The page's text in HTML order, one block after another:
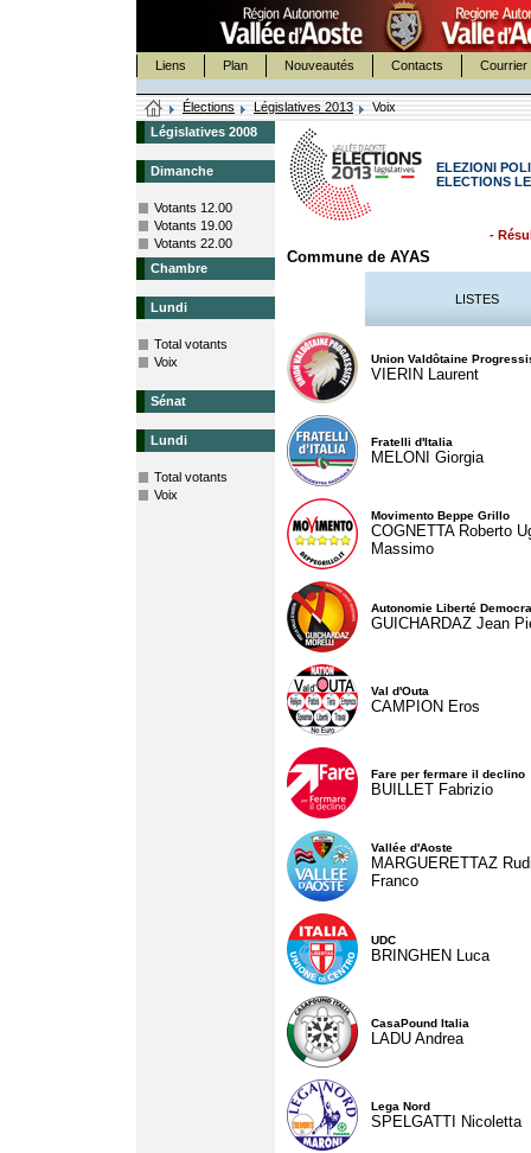
Liens Plan Nouveautés Contacts Courrier
Élections Législatives 2013
Voix
Législatives 2008
Dimanche
Votants 12.00
Votants 19.00
Votants 22.00
Chambre
Lundi
Total votants
Voix
Sénat
Lundi
Total votants
Voix
ELEZIONI
ELECTIONS
-
Commune de AYAS
LISTES
Union Valdôtaine
VIERIN Laurent
Fratelli d'Italia
MELONI Giorgia
Movimento Beppe Grillo
COGNETTA Roberto
Massimo
Autonomie Liberté
GUICHARDAZ Jean
Val d'Outa
CAMPION Eros
Fare per fermare il declino
BUILLET Fabrizio
Vallée d'Aoste
MARGUERETTAZ
Franco
UDC
BRINGHEN Luca
CasaPound Italia
LADU Andrea
Lega Nord
SPELGATTI Nicoletta